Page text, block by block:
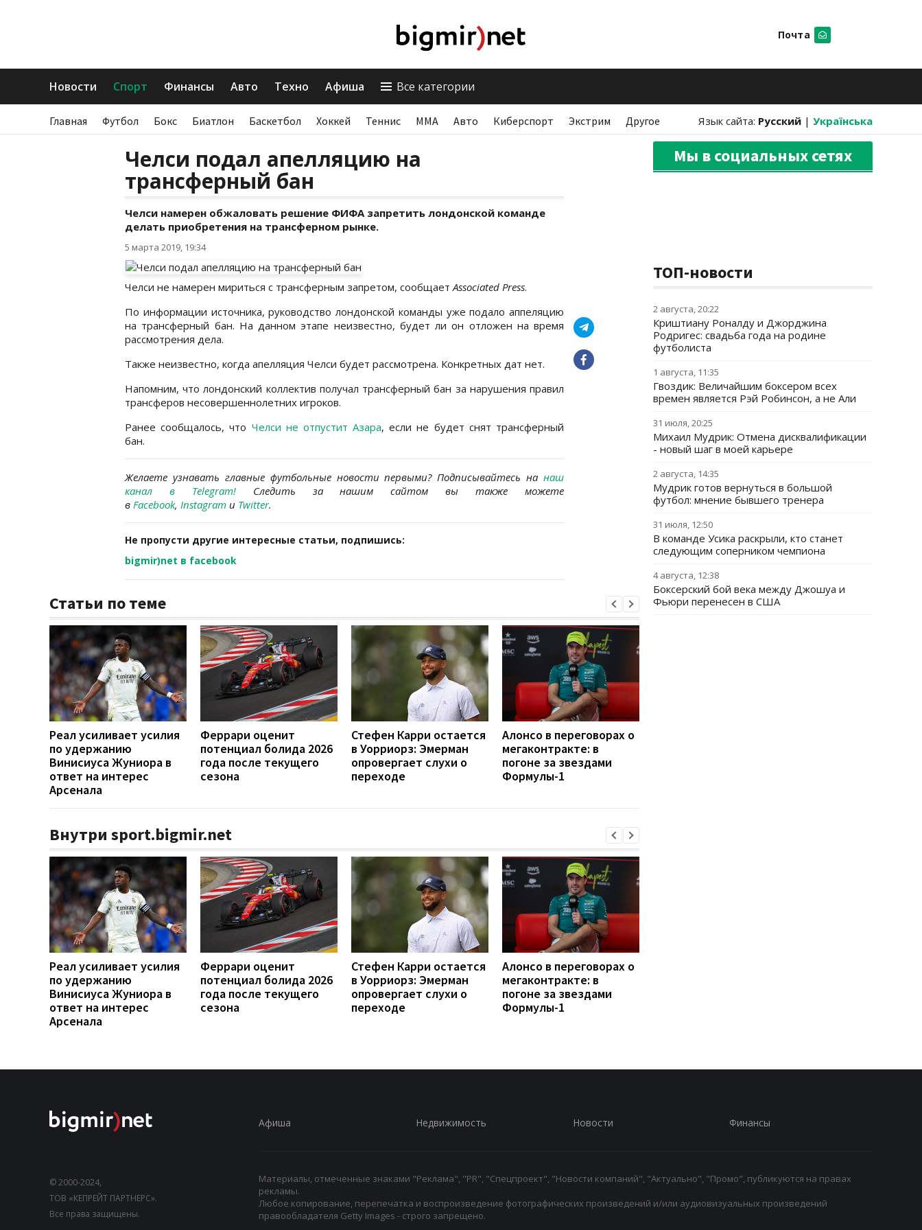
Почта
Новости Спорт Финансы Авто Техно Афиша Все категории
Главная Футбол Бокс Биатлон Баскетбол Хоккей Теннис ММА Авто Киберспорт Экстрим Другое Язык сайта: Русский | Українська
Челси подал апелляцию на
трансферный бан
Челси намерен обжаловать решение ФИФА запретить лондонской команде
делать приобретения на трансферном рынке.
5 марта 2019, 19:34
Челси не намерен мириться с трансферным запретом, сообщает Associated Press.
По информации источника, руководство лондонской команды уже подало аппеляцию
на трансферный бан. На данном этапе неизвестно, будет ли он отложен на время
рассмотрения дела.
Также неизвестно, когда апелляция Челси будет рассмотрена. Конкретных дат нет.
Напомним, что лондонский коллектив получал трансферный бан за нарушения правил
трансферов несовершеннолетних игроков.
Ранее сообщалось, что Челси не отпустит Азара, если не будет снят трансферный
бан.
Желаете узнавать главные футбольные новости первыми? Подписывайтесь на наш
канал в Telegram!Следить за нашим сайтом вы также можете
в Facebook, Instagram и Twitter.
Не пропусти другие интересные статьи, подпишись:
bigmir)net в facebook
Статьи по теме
Реал усиливает усилия
по удержанию
Винисиуса Жуниора в
ответ на интерес
Арсенала
Феррари оценит
потенциал болида 2026
года после текущего
сезона
Стефен Карри остается
в Уорриорз: Эмерман
опровергает слухи о
переходе
Алонсо в переговорах о
мегаконтракте: в
погоне за звездами
Формулы-1
Внутри sport.bigmir.net
Реал усиливает усилия
по удержанию
Винисиуса Жуниора в
ответ на интерес
Арсенала
Феррари оценит
потенциал болида 2026
года после текущего
сезона
Стефен Карри остается
в Уорриорз: Эмерман
опровергает слухи о
переходе
Алонсо в переговорах о
мегаконтракте: в
погоне за звездами
Формулы-1
Мы в социальных сетях
ТОП-новости
2 августа, 20:22
Криштиану Роналду и Джорджина
Родригес: свадьба года на родине
футболиста
1 августа, 11:35
Гвоздик: Величайшим боксером всех
времен является Рэй Робинсон, а не Али
31 июля, 20:25
Михаил Мудрик: Отмена дисквалификации
- новый шаг в моей карьере
2 августа, 14:35
Мудрик готов вернуться в большой
футбол: мнение бывшего тренера
31 июля, 12:50
В команде Усика раскрыли, кто станет
следующим соперником чемпиона
4 августа, 12:38
Боксерский бой века между Джошуа и
Фьюри перенесен в США
© 2000-2024,
ТОВ «КЕПРЕЙТ ПАРТНЕРС».
Все права защищены.
Афиша Недвижимость Новости Финансы
Материалы, отмеченные знаками "Реклама", "PR", "Спецпроект", "Новости компаний", "Актуально", "Промо", публикуются на правах
рекламы.
Любое копирование, перепечатка и воспроизведение фотографических произведений и/или аудиовизуальных произведений
правообладателя Getty Images - строго запрещено.